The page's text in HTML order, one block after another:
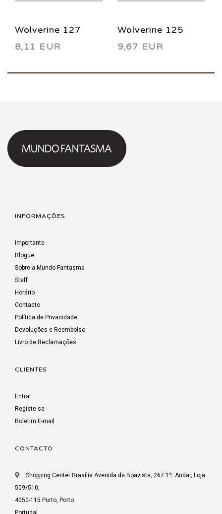
Wolverine 127
1998
8,11 EUR
Wolverine 125
1998
9,67 EUR
INFORMAÇÕES
Importante
Blogue
Sobre a Mundo Fantasma
Staff
Horário
Contacto
Política de Privacidade
Devoluções e Reembolso
Livro de Reclamações
CLIENTES
Entrar
Registe-se
Boletim E-mail
CONTACTO
Shopping Center Brasília Avenida da Boavista, 267 1º. Andar, Loja
509/510,
4050-115 Porto, Porto
Portugal